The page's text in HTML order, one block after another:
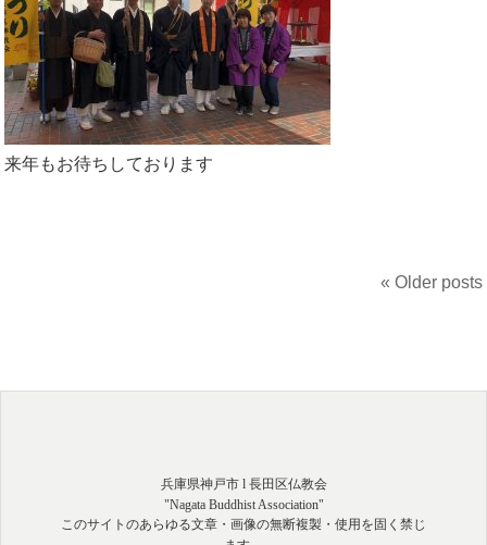
来年もお待ちしております
« Older posts
兵庫県神戸市 l 長田区仏教会
"Nagata Buddhist Association"
このサイトのあらゆる文章・画像の無断複製・使用を固く禁じ